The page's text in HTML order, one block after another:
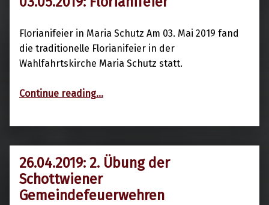
Florianifeier in Maria Schutz Am 03. Mai 2019 fand
die traditionelle Florianifeier in der
Wahlfahrtskirche Maria Schutz statt.
Continue reading…
3. Mai 2019
26.04.2019: 2. Übung der
Schottwiener
Gemeindefeuerwehren
29. April 2019